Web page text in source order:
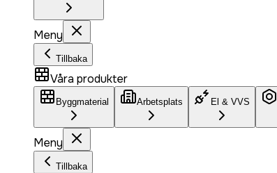
Meny
Tillbaka
Våra produkter
Byggmaterial Arbetsplats El & VVS
Meny
Tillbaka